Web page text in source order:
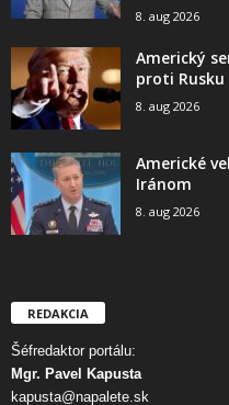
8. aug 2026
Americký
proti Rusku
8. aug 2026
Americké
Iránom
8. aug 2026
REDAKCIA
Šéfredaktor portálu:
Mgr. Pavel Kapusta
kapusta@napalete.sk